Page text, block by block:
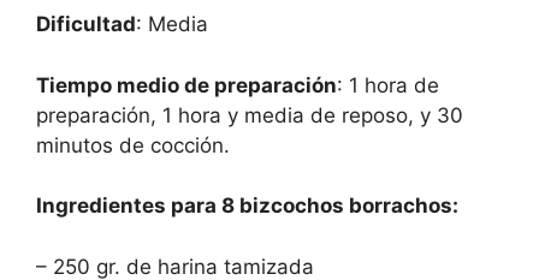
Dificultad: Media
Tiempo medio de preparación: 1 hora de
preparación, 1 hora y media de reposo, y 30
minutos de cocción.
Ingredientes para 8 bizcochos borrachos:
– 250 gr. de harina tamizada